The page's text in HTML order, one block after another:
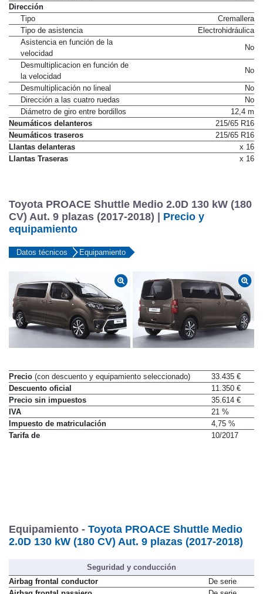
Dirección
Tipo
Cremallera
Tipo de asistencia
Electrohidráulica
Asistencia en función de la
velocidad
No
Desmultiplicacion en función de
la velocidad
No
Desmultiplicación no lineal
No
Dirección a las cuatro ruedas
No
Diámetro de giro entre bordillos
12,4 m
Neumáticos delanteros
215/65 R16
Neumáticos traseros
215/65 R16
Llantas delanteras
x 16
Llantas Traseras
x 16
Toyota PROACE Shuttle Medio 2.0D 130 kW (180
CV) Aut. 9 plazas (2017-2018) | Precio y
equipamiento
Datos técnicos Equipamiento
Precio (con descuento y equipamiento seleccionado)
33.435 €
Descuento oficial
11.350 €
Precio sin impuestos
35.614 €
IVA
21 %
Impuesto de matriculación
4,75 %
Tarifa de
10/2017
Equipamiento - Toyota PROACE Shuttle Medio
2.0D 130 kW (180 CV) Aut. 9 plazas (2017-2018)
Seguridad y conducción
Airbag frontal conductor
De serie